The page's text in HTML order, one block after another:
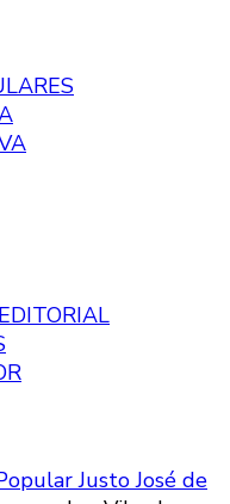
Justo José de